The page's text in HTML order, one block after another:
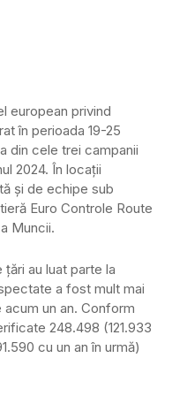
european privind
în perioada 19-25
din cele trei campanii
2024. În locații
și de echipe sub
Euro Controle Route
Muncii.
au luat parte la
a fost mult mai
un an. Conform
248.498 (121.933
cu un an în urmă)